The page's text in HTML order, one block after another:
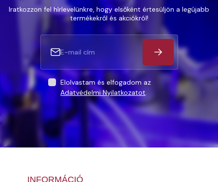
Iratkozzon fel hírlevelünkre, hogy elsőként értesüljön a legújabb
termékekről és akciókról!
Elolvastam és elfogadom az
Adatvédelmi Nyilatkozatot.
INFORMÁCIÓ